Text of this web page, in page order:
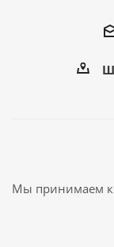
Мы принимаем к